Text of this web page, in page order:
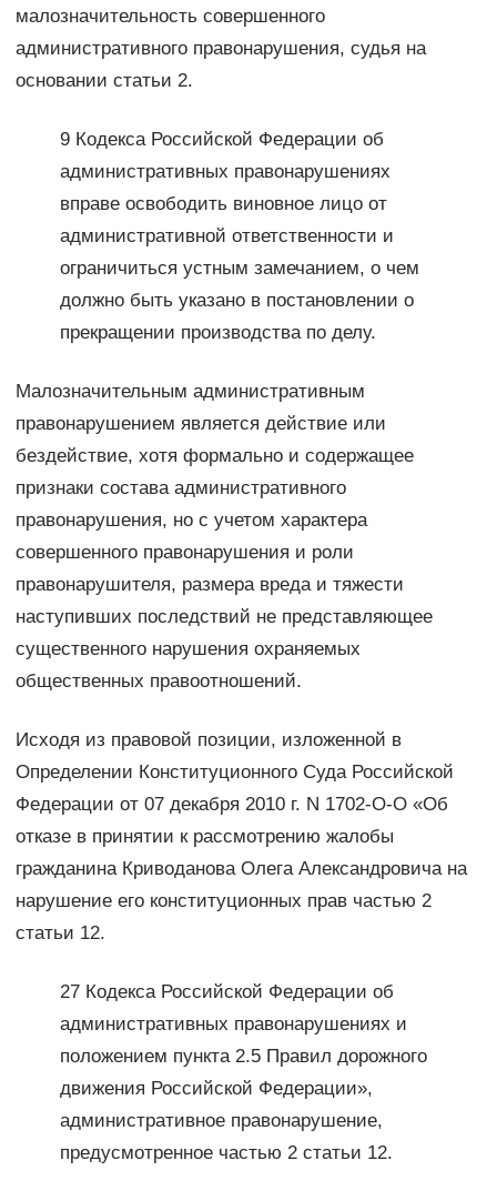
малозначительность совершенного
административного правонарушения, судья на
основании статьи 2.
9 Кодекса Российской Федерации об
административных правонарушениях
вправе освободить виновное лицо от
административной ответственности и
ограничиться устным замечанием, о чем
должно быть указано в постановлении о
прекращении производства по делу.
Малозначительным административным
правонарушением является действие или
бездействие, хотя формально и содержащее
признаки состава административного
правонарушения, но с учетом характера
совершенного правонарушения и роли
правонарушителя, размера вреда и тяжести
наступивших последствий не представляющее
существенного нарушения охраняемых
общественных правоотношений.
Исходя из правовой позиции, изложенной в
Определении Конституционного Суда Российской
Федерации от 07 декабря 2010 г. N 1702-О-О «Об
отказе в принятии к рассмотрению жалобы
гражданина Криводанова Олега Александровича на
нарушение его конституционных прав частью 2
статьи 12.
27 Кодекса Российской Федерации об
административных правонарушениях и
положением пункта 2.5 Правил дорожного
движения Российской Федерации»,
административное правонарушение,
предусмотренное частью 2 статьи 12.